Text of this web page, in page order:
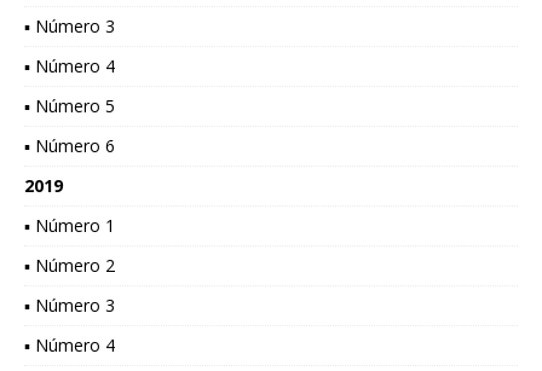
▪ Número 3
▪ Número 4
▪ Número 5
▪ Número 6
2019
▪ Número 1
▪ Número 2
▪ Número 3
▪ Número 4